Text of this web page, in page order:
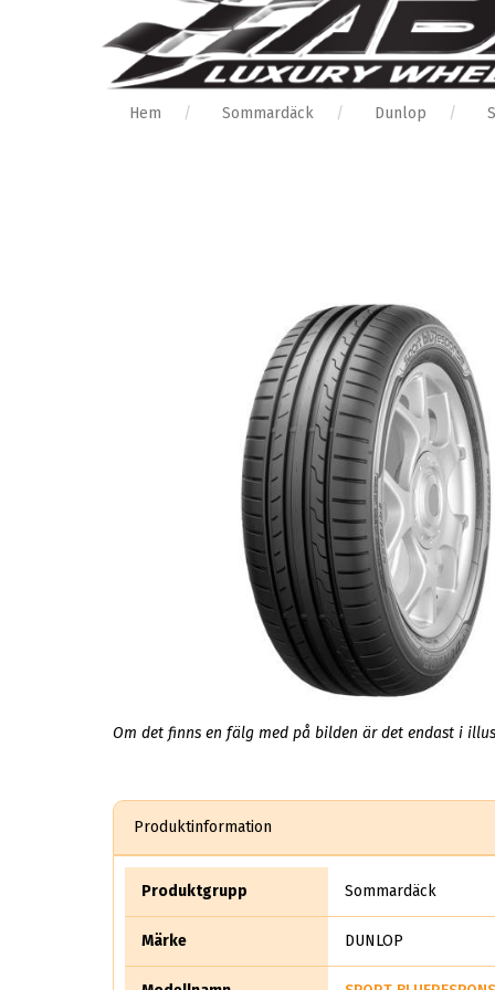
Hem Sommardäck Dunlop
Om det finns en fälg med på bilden är det endast i
Produktinformation
Produktgrupp Sommardäck
Märke DUNLOP